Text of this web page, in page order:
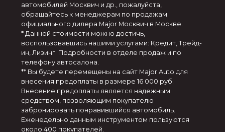
автомобилей Москвич и др., пожалуйста,
обращайтесь к менеджерам по продажам
официального дилера Major Москвич в Москве.
* Данной стоимости можно достичь,
воспользовавшись нашими услугами: Кредит, Трейд-
ин, Лизинг. Подробности в отделе продаж и по
телефону автосалона.
** Вы будете перемещены на сайт Major Auto для
внесения предоплаты в размере 16 000 руб.
Внесение предоплаты является надежным
средством, позволяющим покупателю
забронировать понравившийся автомобиль.
Еженедельно данным инструментом пользуются
около 400 покупателей.